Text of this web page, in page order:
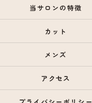
当サロンの特徴
カット
メンズ
アクセス